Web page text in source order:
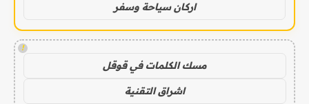
اركان سياحة وسفر
!
مسك الكلمات في قوقل
اشراق التقنية